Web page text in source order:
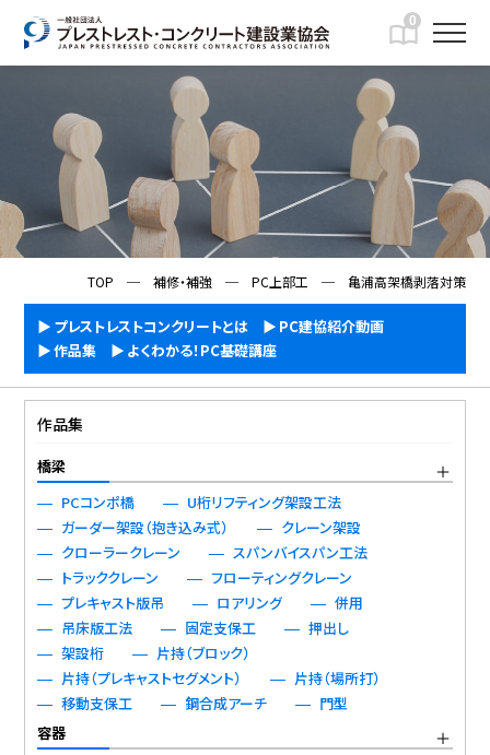
0
IMFORMATION
一般向け情報
TOP ─ 補修・補強 ─ PC上部工 ─ 亀浦高架橋剥落対策
プレストレストコンクリートとは
PC建協紹介動画
作品集
よくわかる！PC基礎講座
作品集
橋梁
PCコンポ橋
U桁リフティング架設工法
ガーダー架設（抱き込み式）
クレーン架設
クローラークレーン
スパンバイスパン工法
トラッククレーン
フローティングクレーン
プレキャスト版吊
ロアリング
併用
吊床版工法
固定支保工
押出し
架設桁
片持（ブロック）
片持（プレキャストセグメント）
片持（場所打）
移動支保工
鋼合成アーチ
門型
容器